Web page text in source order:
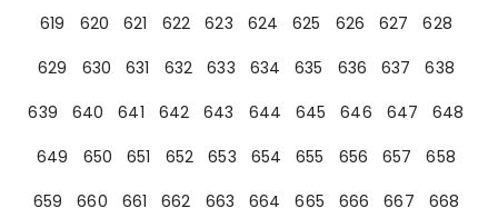
619
620 621 622 623 624 625 626 627
628
629
630 631 632 633 634 635 636 637
638
639
640 641 642 643 644 645 646 647
648
649
650 651 652 653 654 655 656 657
658
659
660 661 662 663 664 665 666 667
668